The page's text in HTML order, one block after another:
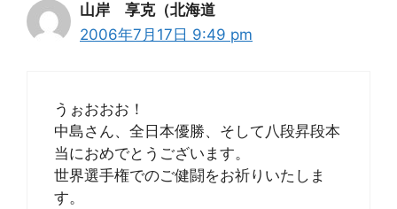
山岸 享克（北海道
2006年7月17日 9:49 pm
うぉおおお！
中島さん、全日本優勝、そして八段昇段本
当におめでとうございます。
世界選手権でのご健闘をお祈りいたしま
す。